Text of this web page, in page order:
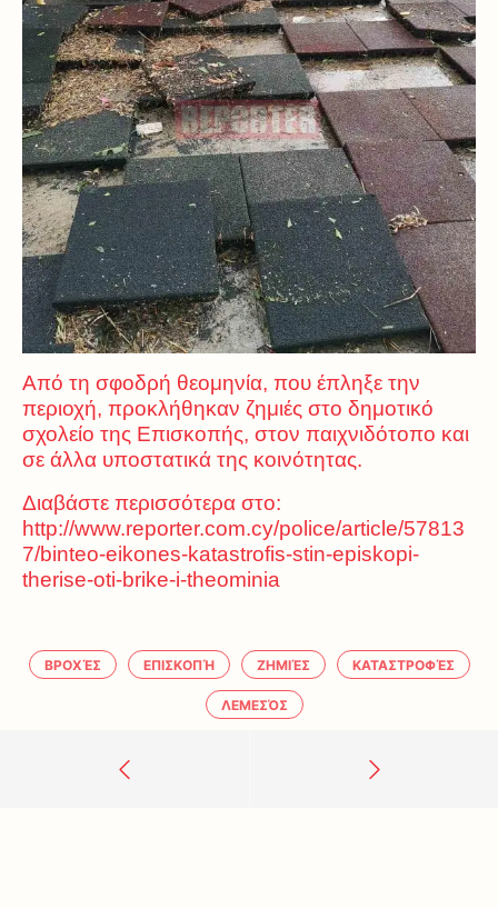
Από τη σφοδρή θεομηνία, που έπληξε την
περιοχή, προκλήθηκαν ζημιές στο δημοτικό
σχολείο της Επισκοπής, στον παιχνιδότοπο και
σε άλλα υποστατικά της κοινότητας.
Διαβάστε περισσότερα στο:
http://www.reporter.com.cy/police/article/57813
7/binteo-eikones-katastrofis-stin-episkopi-
therise-oti-brike-i-theominia
ΒΡΟΧΈΣ ΕΠΙΣΚΟΠΉ ΖΗΜΙΈΣ ΚΑΤΑΣΤΡΟΦΈΣ
ΛΕΜΕΣΌΣ